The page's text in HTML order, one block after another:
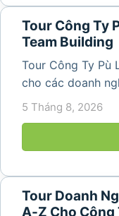
Tour Công Ty
Team Building
Tour Công Ty Pù
cho các doanh
team building và
Hóa vài giờ di
5 Tháng 8, 2026
Tour Doanh
A-Z Cho Công